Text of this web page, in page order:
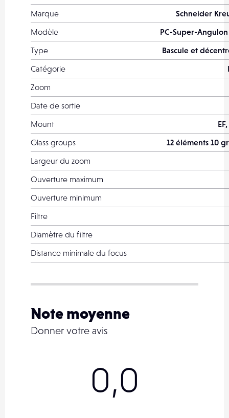
Marque
Schneider
Modèle
PC-Super-Angulon
Type
Bascule et
Catégorie
Zoom
Date de sortie
Mount
Glass groups
12 éléments 10
Largeur du zoom
Ouverture maximum
Ouverture minimum
Filtre
Diamètre du filtre
Distance minimale du focus
Note moyenne
Donner votre avis
0,0